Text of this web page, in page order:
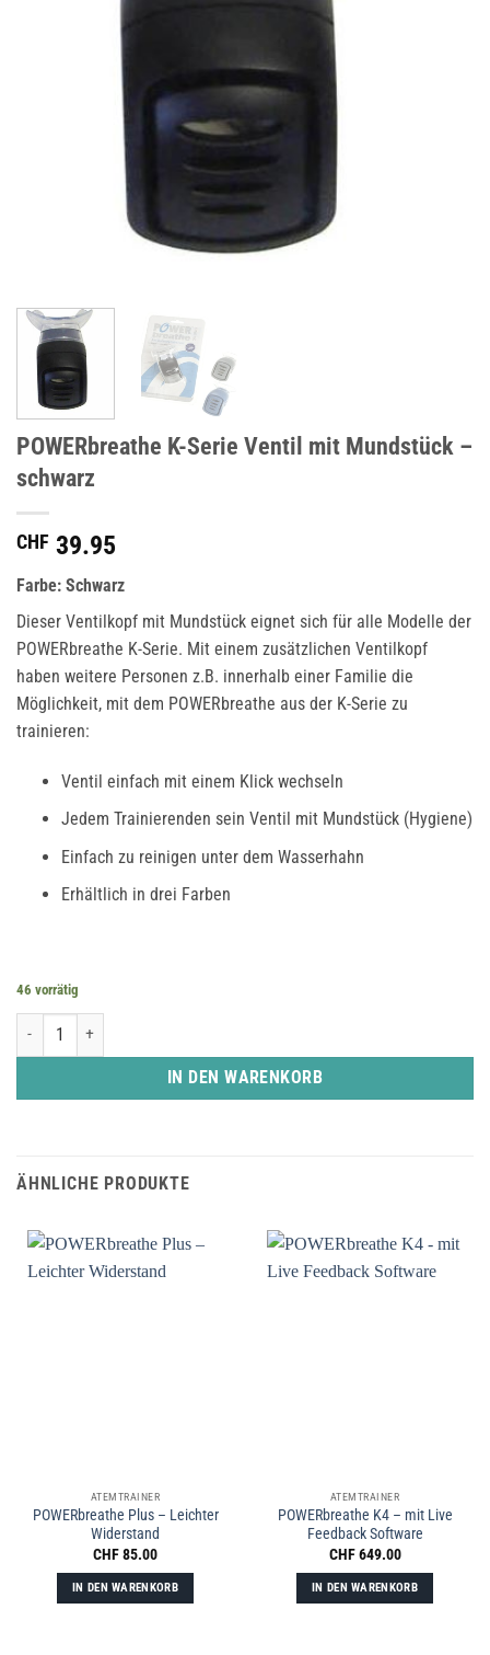
POWERbreathe K-Serie Ventil mit Mundstück –
schwarz
CHF 39.95
Farbe: Schwarz
Dieser Ventilkopf mit Mundstück eignet sich für alle Modelle der
POWERbreathe K-Serie. Mit einem zusätzlichen Ventilkopf
haben weitere Personen z.B. innerhalb einer Familie die
Möglichkeit, mit dem POWERbreathe aus der K-Serie zu
trainieren:
Ventil einfach mit einem Klick wechseln
Jedem Trainierenden sein Ventil mit Mundstück (Hygiene)
Einfach zu reinigen unter dem Wasserhahn
Erhältlich in drei Farben
46 vorrätig
POWERbreathe K-Serie Ventil mit Mundstück - schwarz Menge
IN DEN WARENKORB
ÄHNLICHE PRODUKTE
ATEMTRAINER
POWERbreathe Plus – Leichter
Widerstand
CHF85.00
IN DEN WARENKORB
ATEMTRAINER
POWERbreathe K4 – mit Live
Feedback Software
CHF649.00
IN DEN WARENKORB